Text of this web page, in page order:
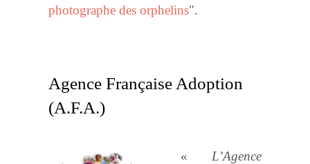
photographe des orphelins".
Agence Française Adoption
(A.F.A.)
« L’Agence